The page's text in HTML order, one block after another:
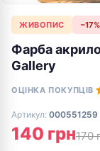
ЖИВОПИС −17%
Фарба
Gallery
ОЦІНКА ПОКУПЦІВ
Артикул: 000551259
140 грн170